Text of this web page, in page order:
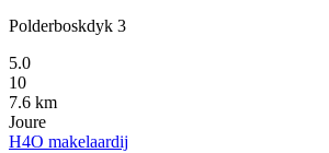
Polderboskdyk 3
5.0
10
7.6 km
Joure
H4O makelaardij